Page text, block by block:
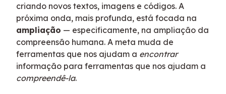
criando novos textos, imagens e códigos. A
próxima onda, mais profunda, está focada na
ampliação — especificamente, na ampliação da
compreensão humana. A meta muda de
ferramentas que nos ajudam a encontrar
informação para ferramentas que nos ajudam a
compreendê-la.